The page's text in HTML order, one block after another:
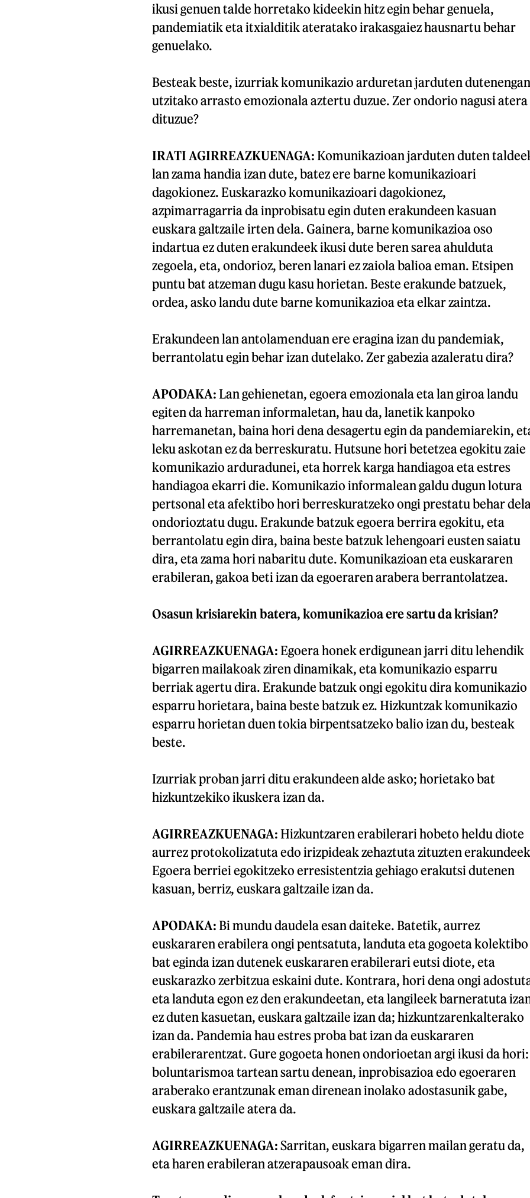
ikusi genuen talde horretako kideekin hitz egin behar genuela,
pandemiatik eta itxialditik ateratako irakasgaiez hausnartu behar
genuelako.
Besteak beste, izurriak komunikazio arduretan jarduten dutenengan
utzitako arrasto emozionala aztertu duzue. Zer ondorio nagusi atera
dituzue?
IRATI AGIRREAZKUENAGA: Komunikazioan jarduten duten
lan zama handia izan dute, batez ere barne komunikazioari
dagokionez. Euskarazko komunikazioari dagokionez,
azpimarragarria da inprobisatu egin duten erakundeen kasuan
euskara galtzaile irten dela. Gainera, barne komunikazioa oso
indartua ez duten erakundeek ikusi dute beren sarea ahulduta
zegoela, eta, ondorioz, beren lanari ez zaiola balioa eman. Etsipen
puntu bat atzeman dugu kasu horietan. Beste erakunde batzuek,
ordea, asko landu dute barne komunikazioa eta elkar zaintza.
Erakundeen lan antolamenduan ere eragina izan du pandemiak,
berrantolatu egin behar izan dutelako. Zer gabezia azaleratu dira?
APODAKA: Lan gehienetan, egoera emozionala eta lan giroa landu
egiten da harreman informaletan, hau da, lanetik kanpoko
harremanetan, baina hori dena desagertu egin da pandemiarekin,
leku askotan ez da berreskuratu. Hutsune hori betetzea egokitu zaie
komunikazio arduradunei, eta horrek karga handiagoa eta estres
handiagoa ekarri die. Komunikazio informalean galdu dugun lotura
pertsonal eta afektibo hori berreskuratzeko ongi prestatu behar
ondorioztatu dugu. Erakunde batzuk egoera berrira egokitu, eta
berrantolatu egin dira, baina beste batzuk lehengoari eusten saiatu
dira, eta zama hori nabaritu dute. Komunikazioan eta euskararen
erabileran, gakoa beti izan da egoeraren arabera berrantolatzea.
Osasun krisiarekin batera, komunikazioa ere sartu da krisian?
AGIRREAZKUENAGA: Egoera honek erdigunean jarri ditu lehendik
bigarren mailakoak ziren dinamikak, eta komunikazio esparru
berriak agertu dira. Erakunde batzuk ongi egokitu dira komunikazio
esparru horietara, baina beste batzuk ez. Hizkuntzak komunikazio
esparru horietan duen tokia birpentsatzeko balio izan du, besteak
beste.
Izurriak proban jarri ditu erakundeen alde asko; horietako bat
hizkuntzekiko ikuskera izan da.
AGIRREAZKUENAGA: Hizkuntzaren erabilerari hobeto heldu diote
aurrez protokolizatuta edo irizpideak zehaztuta zituzten
Egoera berriei egokitzeko erresistentzia gehiago erakutsi dutenen
kasuan, berriz, euskara galtzaile izan da.
APODAKA: Bi mundu daudela esan daiteke. Batetik, aurrez
euskararen erabilera ongi pentsatuta, landuta eta gogoeta kolektibo
bat eginda izan dutenek euskararen erabilerari eutsi diote, eta
euskarazko zerbitzua eskaini dute. Kontrara, hori dena ongi
eta landuta egon ez den erakundeetan, eta langileek barneratuta
ez duten kasuetan, euskara galtzaile izan da; hizkuntzarenkalterako
izan da. Pandemia hau estres proba bat izan da euskararen
erabilerarentzat. Gure gogoeta honen ondorioetan argi ikusi da hori:
boluntarismoa tartean sartu denean, inprobisazioa edo egoeraren
araberako erantzunak eman direnean inolako adostasunik gabe,
euskara galtzaile atera da.
AGIRREAZKUENAGA: Sarritan, euskara bigarren mailan geratu da,
eta haren erabileran atzerapausoak eman dira.